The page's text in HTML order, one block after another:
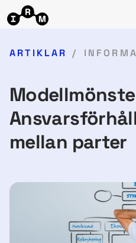
ARTIKLAR
mellan parter